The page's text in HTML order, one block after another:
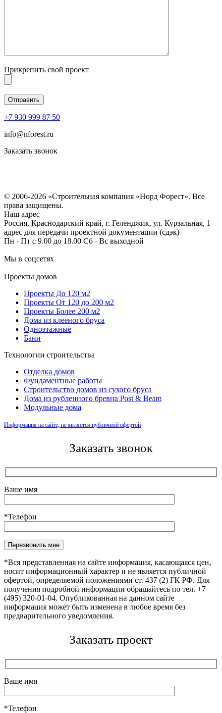
Прикрепить свой проект
+7 930 999 87 50
info@nforest.ru
Заказать звонок
© 2006-2026 «Строительная компания «Норд Форест». Все
права защищены.
Наш адрес
Россия, Краснодарский край, г. Геленджик, ул. Курзальная, 1
адрес для передачи проектной документации (сдэк)
Пн - Пт с 9.00 до 18.00 Сб - Вс выходной
Мы в соцсетях
Проекты домов
Проекты До 120 м2
Проекты От 120 до 200 м2
Проекты Более 200 м2
Дома из клееного бруса
Одноэтажные
Бани
Технологии строительства
Отделка домов
Фундаментные работы
Строительство домов из сухого бруса
Дома из рубленного бревна Post & Beam
Модульные дома
Информация на сайте, не является публичной офертой
Заказать звонок
Ваше имя
*Телефон
Оставьте это поле пустым.
*Вся представленная на сайте информация, касающаяся цен,
носит информационный характер и не является публичной
офертой, определяемой положениями ст. 437 (2) ГК РФ. Для
получения подробной информации обращайтесь по тел. +7
(495) 320-01-04. Опубликованная на данном сайте
информация может быть изменена в любое время без
предварительного уведомления.
Заказать проект
Ваше имя
*Телефон